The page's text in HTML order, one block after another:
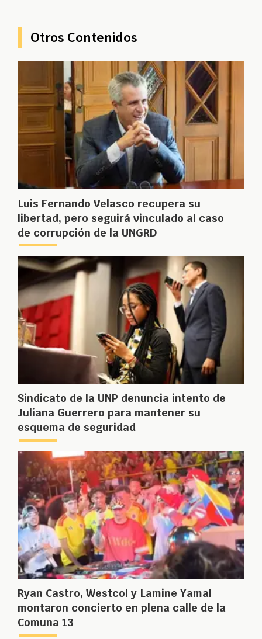
Otros Contenidos
Luis Fernando Velasco recupera su
libertad, pero seguirá vinculado al caso
de corrupción de la UNGRD
Sindicato de la UNP denuncia intento de
Juliana Guerrero para mantener su
esquema de seguridad
Ryan Castro, Westcol y Lamine Yamal
montaron concierto en plena calle de la
Comuna 13